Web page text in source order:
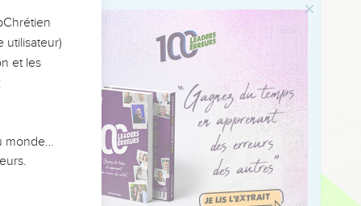
30
33
34
35
36
utilisateur)
et les
monde…